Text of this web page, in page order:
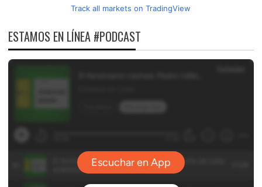
Track all markets on TradingView
ESTAMOS EN LÍNEA #PODCAST